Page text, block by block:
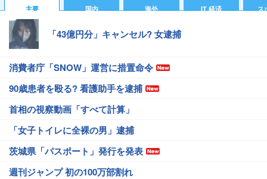
主要 国内 海外 IT 経済 ス
「43億円分」キャンセル? 女逮捕
消費者庁「SNOW」運営に措置命令
90歳患者を殴る? 看護助手を逮捕
首相の視察動画「すべて計算」
「女子トイレに全裸の男」逮捕
茨城県「パスポート」発行を発表
週刊ジャンプ 初の100万部割れ